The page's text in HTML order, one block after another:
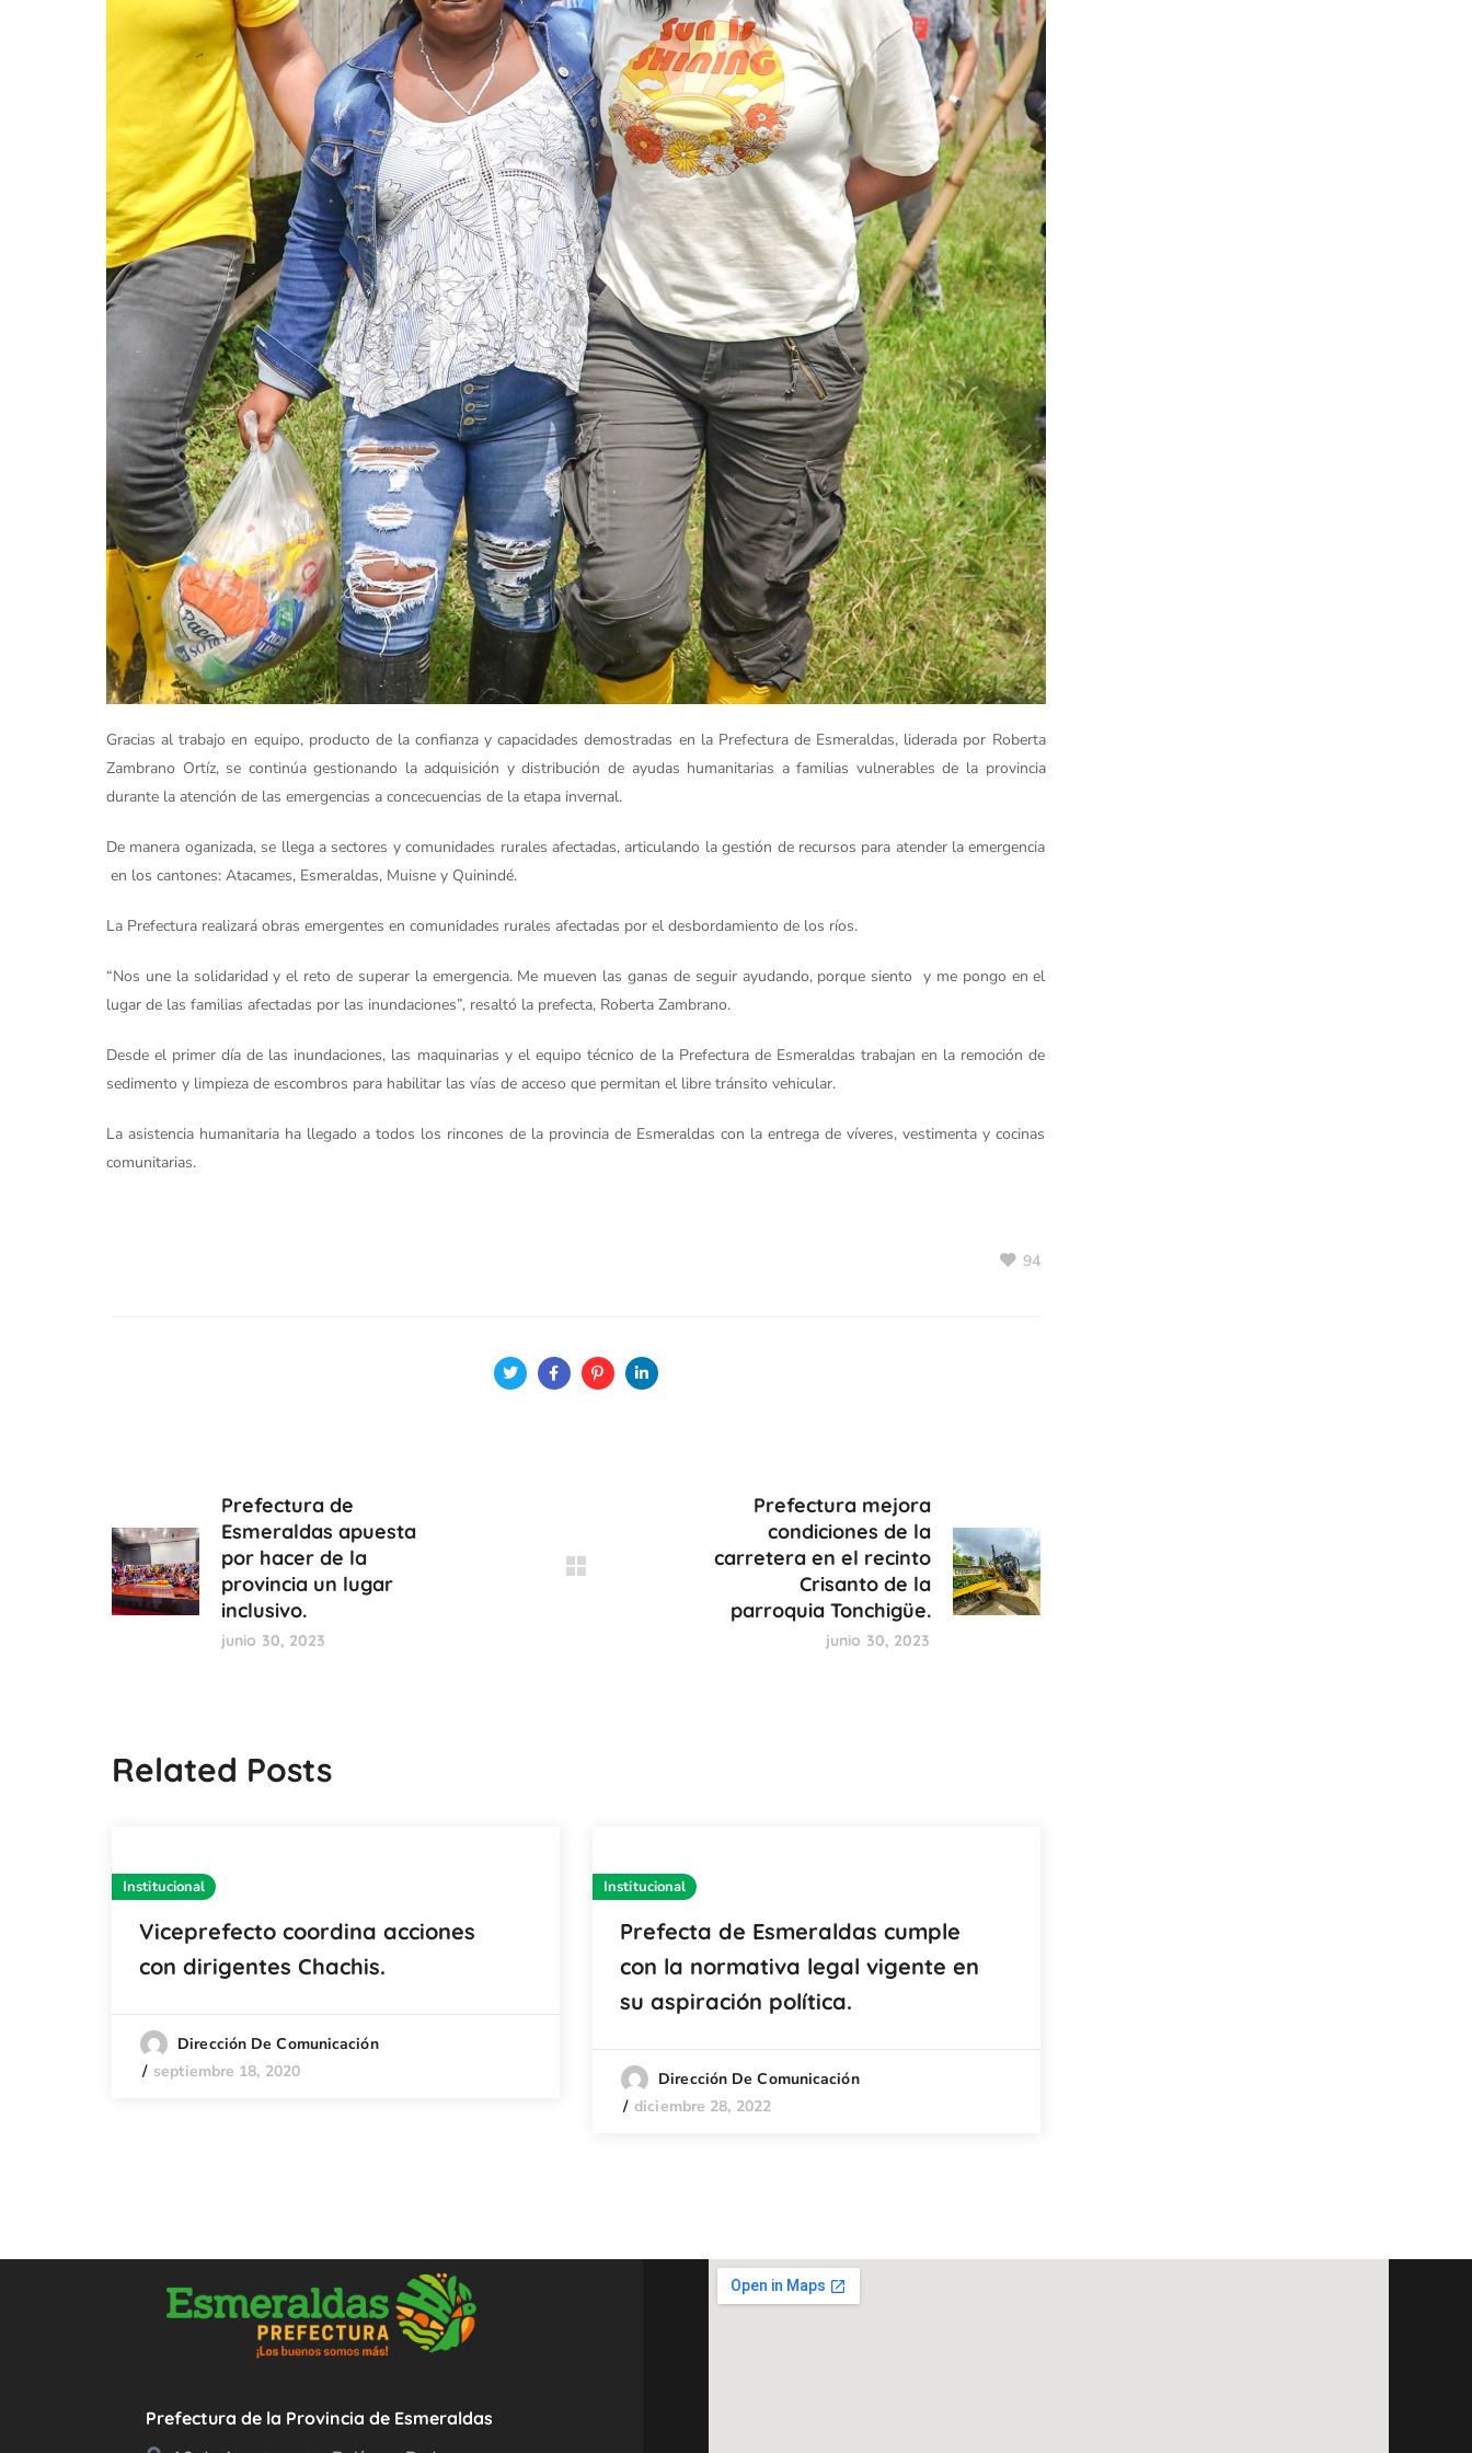
Gracias al trabajo en equipo, producto de la confianza y capacidades demostradas en la Prefectura de Esmeraldas, liderada por Roberta
Zambrano Ortíz, se continúa gestionando la adquisición y distribución de ayudas humanitarias a familias vulnerables de la provincia
durante la atención de las emergencias a concecuencias de la etapa invernal.
De manera oganizada, se llega a sectores y comunidades rurales afectadas, articulando la gestión de recursos para atender la emergencia
en los cantones: Atacames, Esmeraldas, Muisne y Quinindé.
La Prefectura realizará obras emergentes en comunidades rurales afectadas por el desbordamiento de los ríos.
“Nos une la solidaridad y el reto de superar la emergencia. Me mueven las ganas de seguir ayudando, porque siento y me pongo en el
lugar de las familias afectadas por las inundaciones”, resaltó la prefecta, Roberta Zambrano.
Desde el primer día de las inundaciones, las maquinarias y el equipo técnico de la Prefectura de Esmeraldas trabajan en la remoción de
sedimento y limpieza de escombros para habilitar las vías de acceso que permitan el libre tránsito vehicular.
La asistencia humanitaria ha llegado a todos los rincones de la provincia de Esmeraldas con la entrega de víveres, vestimenta y cocinas
comunitarias.
94
Prefectura de
Esmeraldas apuesta
por hacer de la
provincia un lugar
inclusivo.
junio 30, 2023
Prefectura mejora
condiciones de la
carretera en el recinto
Crisanto de la
parroquia Tonchigüe.
junio 30, 2023
Related Posts
Institucional
Viceprefecto coordina acciones
con dirigentes Chachis.
Dirección De Comunicación
septiembre 18, 2020
Institucional
Prefecta de Esmeraldas cumple
con la normativa legal vigente en
su aspiración política.
Dirección De Comunicación
diciembre 28, 2022
Prefectura de la Provincia de Esmeraldas